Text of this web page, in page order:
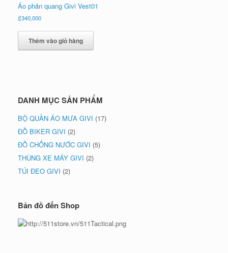
Áo phản quang Givi Vest01
₫340,000
Thêm vào giỏ hàng
DANH MỤC SẢN PHẨM
BỘ QUẦN ÁO MƯA GIVI (17)
ĐỒ BIKER GIVI (2)
ĐỒ CHỐNG NƯỚC GIVI (5)
THÙNG XE MÁY GIVI (2)
TÚI ĐEO GIVI (2)
Bản đồ đến Shop